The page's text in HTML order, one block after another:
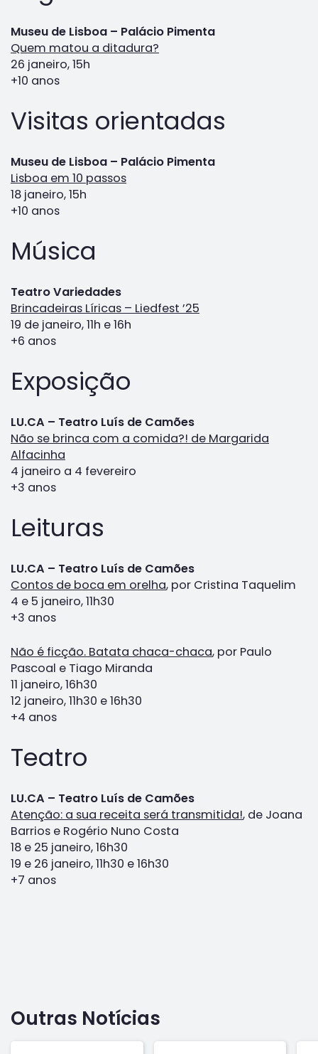
Museu de Lisboa – Palácio Pimenta
Quem matou a ditadura?
26 janeiro, 15h
+10 anos
Visitas orientadas
Museu de Lisboa – Palácio Pimenta
Lisboa em 10 passos
18 janeiro, 15h
+10 anos
Música
Teatro Variedades
Brincadeiras Líricas – Liedfest ’25
19 de janeiro, 11h e 16h
+6 anos
Exposição
LU.CA – Teatro Luís de Camões
Não se brinca com a comida?! de Margarida
Alfacinha
4 janeiro a 4 fevereiro
+3 anos
Leituras
LU.CA – Teatro Luís de Camões
Contos de boca em orelha, por Cristina Taquelim
4 e 5 janeiro, 11h30
+3 anos
Não é ficção. Batata chaca-chaca, por Paulo
Pascoal e Tiago Miranda
11 janeiro, 16h30
12 janeiro, 11h30 e 16h30
+4 anos
Teatro
LU.CA – Teatro Luís de Camões
Atenção: a sua receita será transmitida!, de Joana
Barrios e Rogério Nuno Costa
18 e 25 janeiro, 16h30
19 e 26 janeiro, 11h30 e 16h30
+7 anos
Outras Notícias